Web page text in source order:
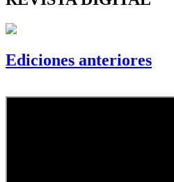
Ediciones anteriores